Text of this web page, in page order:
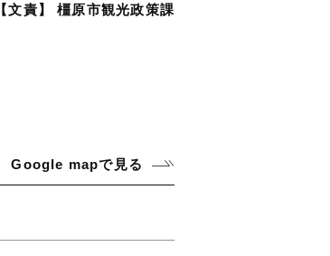
【文責】 橿原市観光政策課
Google mapで見る